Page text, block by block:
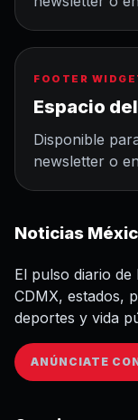
FOOTER
Espacio
Disponible
newsletter o
Noticias
El pulso diario
CDMX, estados,
deportes y vida
ANÚNCIATE